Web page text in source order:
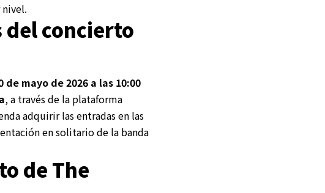
del concierto
de mayo de 2026 a las 10:00
, a través de la plataforma
adquirir las entradas en las
en solitario de la banda
de The